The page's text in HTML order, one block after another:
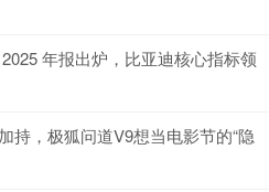
年报出炉，比亚迪核心指标领
持，极狐问道V9想当电影节的“隐